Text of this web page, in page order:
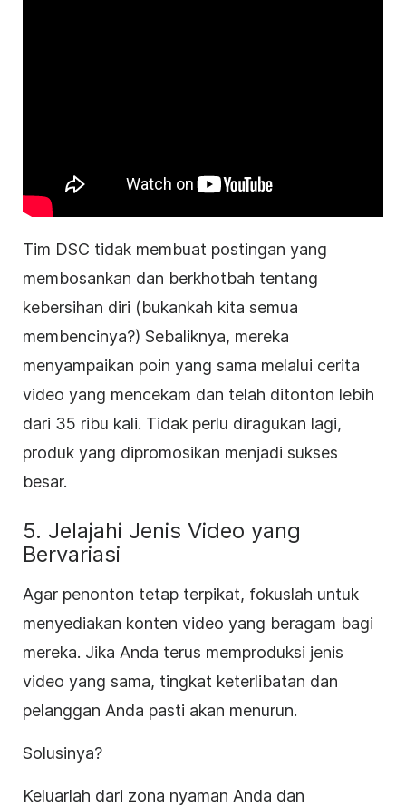
Tim DSC tidak membuat postingan yang
membosankan dan berkhotbah tentang
kebersihan diri (bukankah kita semua
membencinya?) Sebaliknya, mereka
menyampaikan poin yang sama melalui cerita
video yang mencekam dan telah ditonton lebih
dari 35 ribu kali. Tidak perlu diragukan lagi,
produk yang dipromosikan menjadi sukses
besar.
5. Jelajahi Jenis Video yang
Bervariasi
Agar penonton tetap terpikat, fokuslah untuk
menyediakan konten video yang beragam bagi
mereka. Jika Anda terus memproduksi jenis
video yang sama, tingkat keterlibatan dan
pelanggan Anda pasti akan menurun.
Solusinya?
Keluarlah dari zona nyaman Anda dan